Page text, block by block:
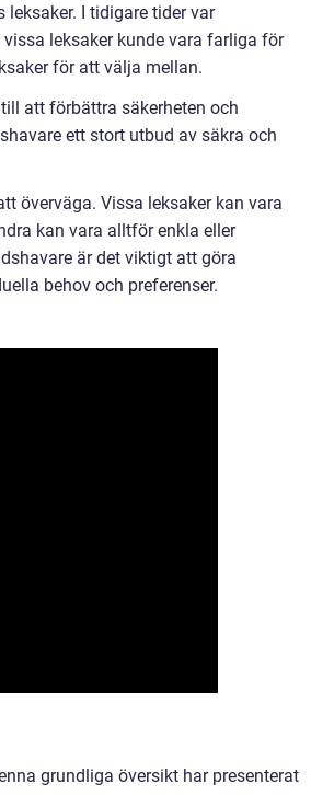
I tidigare tider var
leksaker kunde vara farliga för
för att välja mellan.
att förbättra säkerheten och
ett stort utbud av säkra och
överväga. Vissa leksaker kan vara
kan vara alltför enkla eller
är det viktigt att göra
behov och preferenser.
grundliga översikt har presenterat